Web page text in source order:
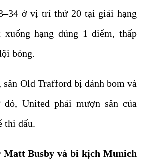
ở vị trí thứ 20 tại giải hạng
hạng đúng 1 điểm, thấp
bóng.
Old Trafford bị đánh bom và
đó, United phải mượn sân của
thi đấu.
Matt Busby và bi kịch Munich